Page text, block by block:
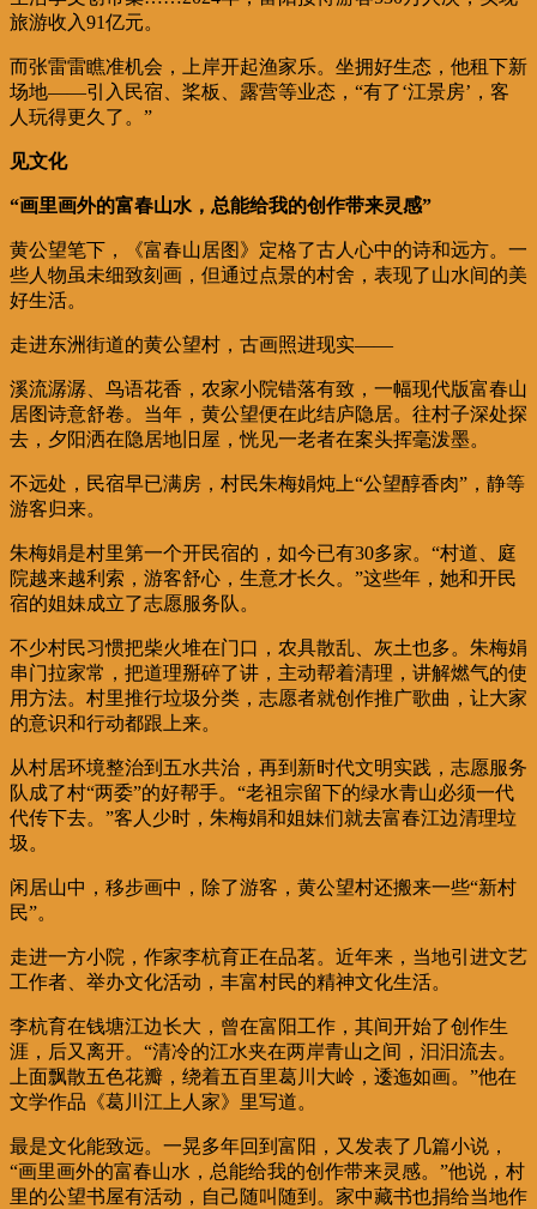
旅游收入91亿元。
而张雷雷瞧准机会，上岸开起渔家乐。坐拥好生态，他租下新
场地——引入民宿、桨板、露营等业态，“有了‘江景房’，客
人玩得更久了。”
见文化
“画里画外的富春山水，总能给我的创作带来灵感”
黄公望笔下，《富春山居图》定格了古人心中的诗和远方。一
些人物虽未细致刻画，但通过点景的村舍，表现了山水间的美
好生活。
走进东洲街道的黄公望村，古画照进现实——
溪流潺潺、鸟语花香，农家小院错落有致，一幅现代版富春山
居图诗意舒卷。当年，黄公望便在此结庐隐居。往村子深处探
去，夕阳洒在隐居地旧屋，恍见一老者在案头挥毫泼墨。
不远处，民宿早已满房，村民朱梅娟炖上“公望醇香肉”，静等
游客归来。
朱梅娟是村里第一个开民宿的，如今已有30多家。“村道、庭
院越来越利索，游客舒心，生意才长久。”这些年，她和开民
宿的姐妹成立了志愿服务队。
不少村民习惯把柴火堆在门口，农具散乱、灰土也多。朱梅娟
串门拉家常，把道理掰碎了讲，主动帮着清理，讲解燃气的使
用方法。村里推行垃圾分类，志愿者就创作推广歌曲，让大家
的意识和行动都跟上来。
从村居环境整治到五水共治，再到新时代文明实践，志愿服务
队成了村“两委”的好帮手。“老祖宗留下的绿水青山必须一代
代传下去。”客人少时，朱梅娟和姐妹们就去富春江边清理垃
圾。
闲居山中，移步画中，除了游客，黄公望村还搬来一些“新村
民”。
走进一方小院，作家李杭育正在品茗。近年来，当地引进文艺
工作者、举办文化活动，丰富村民的精神文化生活。
李杭育在钱塘江边长大，曾在富阳工作，其间开始了创作生
涯，后又离开。“清冷的江水夹在两岸青山之间，汩汩流去。
上面飘散五色花瓣，绕着五百里葛川大岭，逶迤如画。”他在
文学作品《葛川江上人家》里写道。
最是文化能致远。一晃多年回到富阳，又发表了几篇小说，
“画里画外的富春山水，总能给我的创作带来灵感。”他说，村
里的公望书屋有活动，自己随叫随到。家中藏书也捐给当地作